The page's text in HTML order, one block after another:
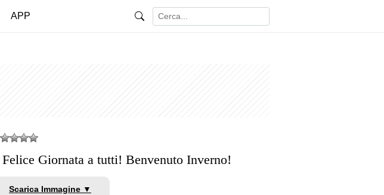
APP
Felice Giornata a tutti! Benvenuto Inverno!
Scarica Immagine ▼